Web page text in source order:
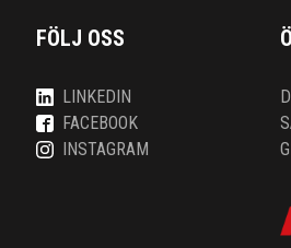
FÖLJ OSS
LINKEDIN
FACEBOOK
INSTAGRAM